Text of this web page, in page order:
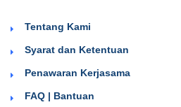
Tentang Kami
Syarat dan Ketentuan
Penawaran Kerjasama
FAQ | Bantuan